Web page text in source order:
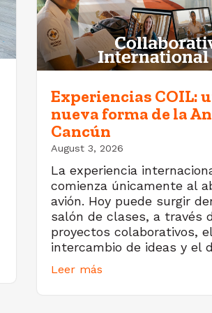
Experiencias COIL:
nueva forma de la
Cancún
August 3, 2026
La experiencia
comienza únicamente al
avión. Hoy puede surgir
salón de clases, a través
proyectos colaborativos, el
intercambio de ideas y el
Leer más